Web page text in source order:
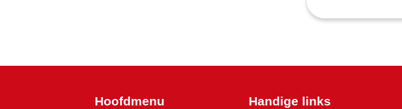
Hoofdmenu Handige links